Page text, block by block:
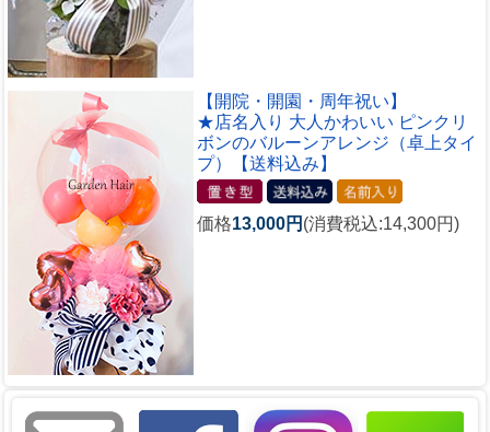
【開院・開園・周年祝い】
★店名入り 大人かわいい ピンクリ
ボンのバルーンアレンジ（卓上タイ
プ）【送料込み】
価格13,000円 (消費税込:14,300円)